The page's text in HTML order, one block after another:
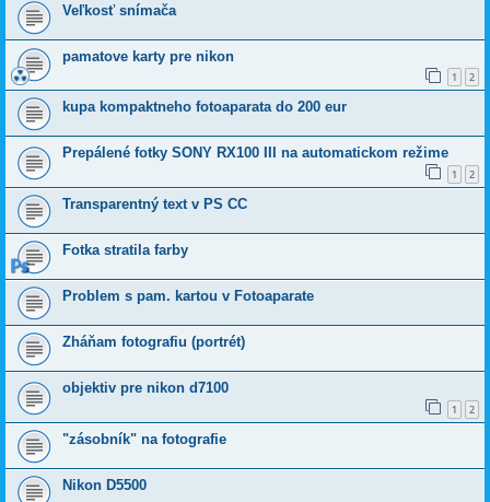
Veľkosť snímača
pamatove karty pre nikon
1 2
kupa kompaktneho fotoaparata do 200 eur
Prepálené fotky SONY RX100 III na automatickom režime
1 2
Transparentný text v PS CC
Fotka stratila farby
Problem s pam. kartou v Fotoaparate
Zháňam fotografiu (portrét)
objektiv pre nikon d7100
1 2
"zásobník" na fotografie
Nikon D5500